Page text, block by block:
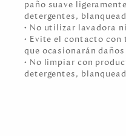
paño suave
detergentes,
• No utilizar lavadora
• Evite el contacto
que ocasionarán
• No limpiar con
detergentes,